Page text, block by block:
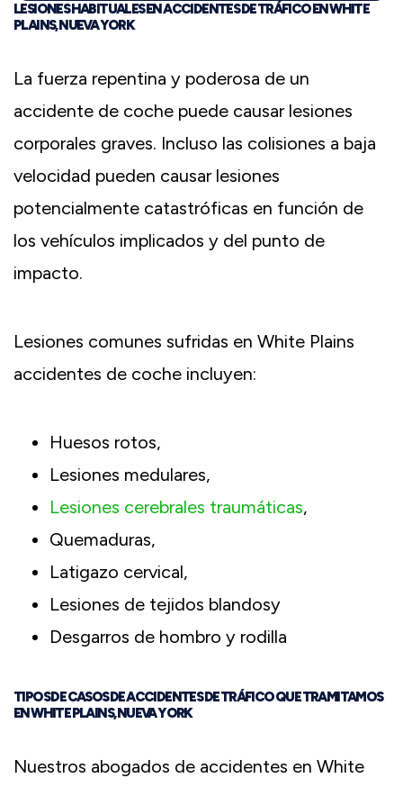
LESIONES HABITUALES EN ACCIDENTES DE TRÁFICO EN WHITE
PLAINS, NUEVA YORK
La fuerza repentina y poderosa de un
accidente de coche puede causar lesiones
corporales graves. Incluso las colisiones a baja
velocidad pueden causar lesiones
potencialmente catastróficas en función de
los vehículos implicados y del punto de
impacto.
Lesiones comunes sufridas en White Plains
accidentes de coche incluyen:
Huesos rotos,
Lesiones medulares,
Lesiones cerebrales traumáticas,
Quemaduras,
Latigazo cervical,
Lesiones de tejidos blandosy
Desgarros de hombro y rodilla
TIPOS DE CASOS DE ACCIDENTES DE TRÁFICO QUE TRAMITAMOS
EN WHITE PLAINS, NUEVA YORK
Nuestros abogados de accidentes en White